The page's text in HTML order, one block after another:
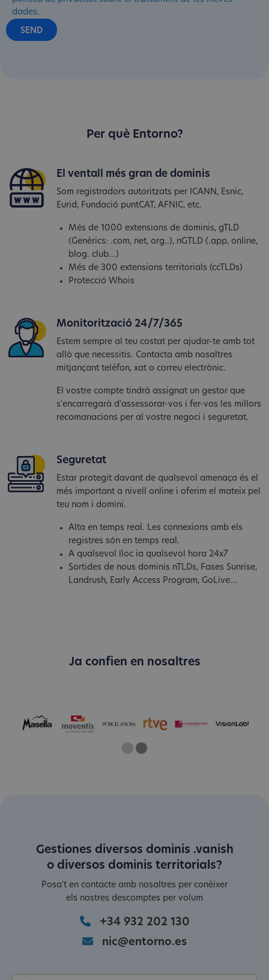
dades.
Per què Entorno?
El ventall més gran de dominis
Som registradors autoritzats per ICANN, Esnic,
Eurid, Fundació puntCAT, AFNIC, etc.
Més de 1000 extensions de dominis, gTLD
(Genèrics: .com, net, org..), nGTLD (.app, online,
blog. club...)
Més de 300 extensions territorials (ccTLDs)
Protecció Whois
Monitorització 24/7/365
Estem sempre al teu costat per ajudar-te amb tot
allò que necessitis. Contacta amb nosaltres
mitjançant telèfon, xat o correu electrònic.
El vostre compte tindrà assignat un gestor que
s'encarregarà d'assessorar-vos i fer-vos les millors
recomanacions per al vostre negoci i seguretat.
Seguretat
Estar protegit davant de qualsevol amenaça és el
més important a nivell online i oferim el mateix pel
teu nom i domini.
Alta en temps real. Les connexions amb els
registres són en temps real.
A qualsevol lloc ia qualsevol hora 24x7
Sortides de nous dominis nTLDs, Fases Sunrise,
Landrush, Early Access Program, GoLive...
Ja confien en nosaltres
OneTwo
Current Slide
Gestiones diversos dominis .vanish
o diversos dominis territorials?
Posa't en contacte amb nosaltres per conèixer
els nostres descomptes per volum
+34 932 202 130
nic@entorno.es